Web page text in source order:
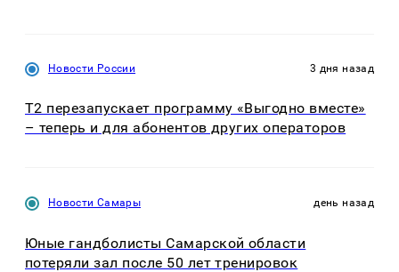
Новости России 3 дня назад
Т2 перезапускает программу «Выгодно вместе»
– теперь и для абонентов других операторов
Новости Самары день назад
Юные гандболисты Самарской области
потеряли зал после 50 лет тренировок